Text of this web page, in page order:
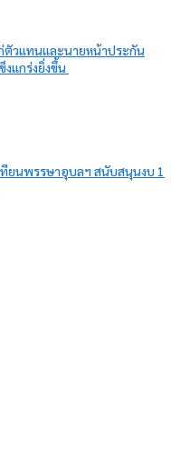
ตัวแทนและนายหน้าประกัน
แกร่งยิ่งขึ้น
ยนพรรษาอุบลฯ สนับสนุนงบ 1